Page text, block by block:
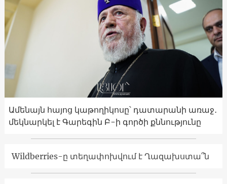
Ամենայն հայոց կաթողիկոսը՝ դատարանի առաջ․
մեկնարկել է Գարեգին Բ-ի գործի քննությունը
Wildberries-ը տեղափոխվում է Ղազախստա՞ն